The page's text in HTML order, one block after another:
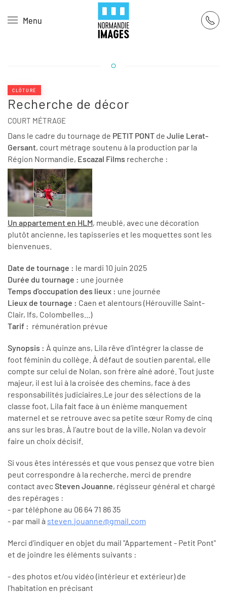
Skip to main content
Menu
CLÔTURÉ
Recherche de décor
COURT MÉTRAGE
Dans le cadre du tournage de PETIT PONT de Julie Lerat-
Gersant, court métrage soutenu à la production par la
Région Normandie, Escazal Films recherche :
Un appartement en HLM, meublé, avec une décoration
plutôt ancienne, les tapisseries et les moquettes sont les
bienvenues.
Date de tournage : le mardi 10 juin 2025
Durée du tournage : une journée
Temps d'occupation des lieux : une journée
Lieux de tournage : Caen et alentours (Hérouville Saint-
Clair, Ifs, Colombelles...)
Tarif : rémunération prévue
Synopsis : À quinze ans, Lila rêve d’intégrer la classe de
foot féminin du collège. À défaut de soutien parental, elle
compte sur celui de Nolan, son frère aîné adoré. Tout juste
majeur, il est lui à la croisée des chemins, face à des
responsabilités judiciaires.Le jour des sélections de la
classe foot, Lila fait face à un énième manquement
maternel et se retrouve avec sa petite sœur Romy de cinq
ans sur les bras. À l’autre bout de la ville, Nolan va devoir
faire un choix décisif.
Si vous êtes intéressés et que vous pensez que votre bien
peut correspondre à la recherche, merci de prendre
contact avecSteven Jouanne, régisseur général et chargé
des repérages :
- par téléphone au 06 64 71 86 35
- par mail à steven.jouanne@gmail.com
Merci d'indiquer en objet du mail "Appartement - Petit Pont"
et de joindre les éléments suivants :
- des photos et/ou vidéo (intérieur et extérieur) de
l'habitation en précisant
Panneau de gestion des cookies